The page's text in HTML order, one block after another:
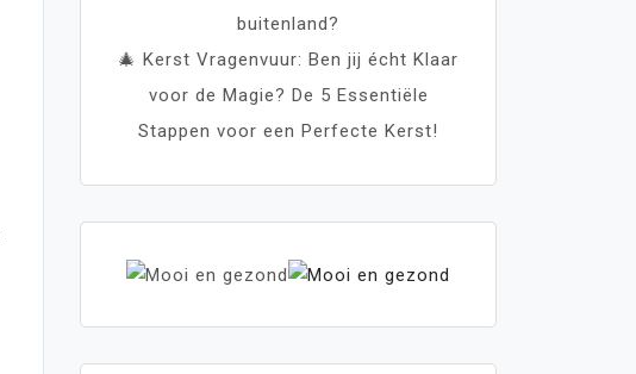
buitenland?
🎄 Kerst Vragenvuur: Ben jij écht Klaar
voor de Magie? De 5 Essentiële
Stappen voor een Perfecte Kerst!